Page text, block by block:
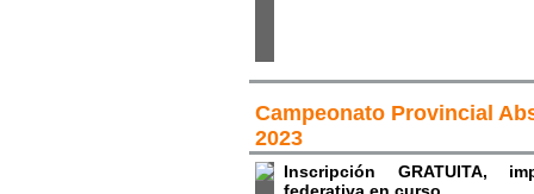
Campeonato Provincial
2023
Inscripción GRATUITA,